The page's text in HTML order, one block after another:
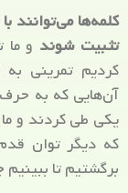
کلمه‌ها می‌توانند
تثبیت شوند و
کردیم تمرینی
آن‌هایی که به
یکی طی کردند و
که دیگر توان
برگشتیم تا